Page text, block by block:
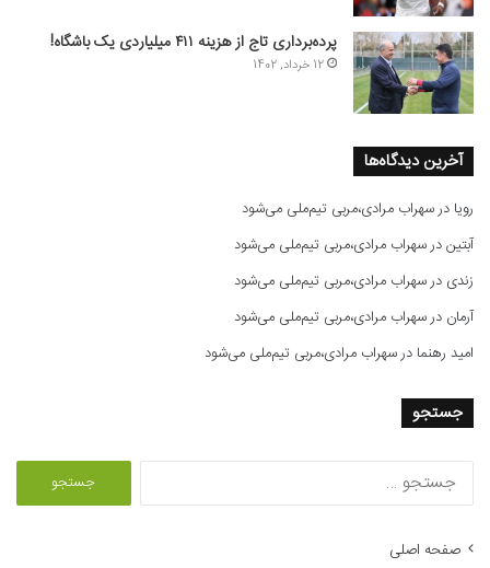
پرده‌برداری تاج از هزینه ۴۱۱ میلیاردی یک باشگاه!
12 خرداد, 1402
آخرین دیدگاه‌ها
رویا درسهراب مرادی،مربی تیم‌ملی می‌شود
آبتیندرسهراب مرادی،مربی تیم‌ملی می‌شود
زندی درسهراب مرادی،مربی تیم‌ملی می‌شود
آرمان درسهراب مرادی،مربی تیم‌ملی می‌شود
امید رهنما درسهراب مرادی،مربی تیم‌ملی می‌شود
جستجو
صفحه اصلی